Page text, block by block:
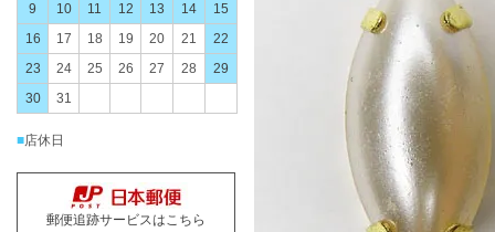
9
10 11 12 13 14
15
16
17 18 19 20 21
22
23
24 25 26 27 28
29
30
31
■店休日
郵便追跡サービスはこちら